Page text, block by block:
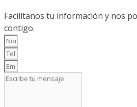
Facilítanos tu información y nos
contigo.